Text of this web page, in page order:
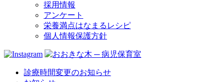
採用情報
アンケート
栄養満点はなまるレシピ
個人情報保護方針
診療時間変更のお知らせ